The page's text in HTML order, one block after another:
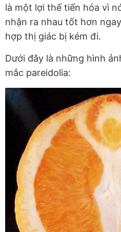
là một lợi thế tiến hóa vì
nhận ra nhau tốt hơn
hợp thị giác bị kém đi.
Dưới đây là những hình
mắc pareidolia: